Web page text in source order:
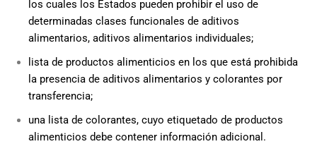
los cuales los Estados pueden prohibir el uso de
determinadas clases funcionales de aditivos
alimentarios, aditivos alimentarios individuales;
lista de productos alimenticios en los que está prohibida
la presencia de aditivos alimentarios y colorantes por
transferencia;
una lista de colorantes, cuyo etiquetado de productos
alimenticios debe contener información adicional.